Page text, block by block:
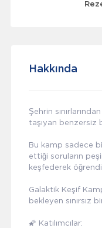
Hakkında
Şehrin
taşıyan benzersiz
Bu kamp sadece
ettiği soruların
keşfederek
Galaktik Keşif
bekleyen sınırsız
🌠 Katılımcılar: